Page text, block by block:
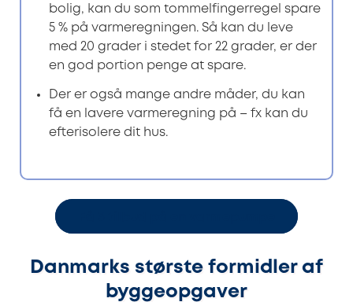
bolig, kan du som tommelfingerregel spare
5 % på varmeregningen. Så kan du leve
med 20 grader i stedet for 22 grader, er der
en god portion penge at spare.
Der er også mange andre måder, du kan
få en lavere varmeregning på – fx kan du
efterisolere dit hus.
Danmarks største formidler af
byggeopgaver